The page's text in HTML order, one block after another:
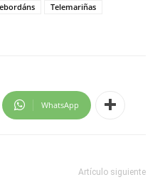
Telemariñas
WhatsApp
Artículo siguiente